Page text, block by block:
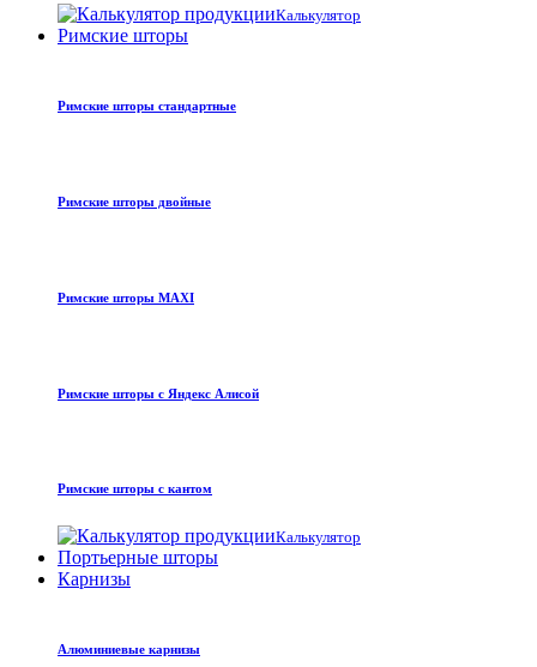
Калькулятор
Римские шторы
Римские шторы стандартные
Римские шторы двойные
Римские шторы MAXI
Римские шторы с Яндекс Алисой
Римские шторы с кантом
Калькулятор
Портьерные шторы
Карнизы
Алюминиевые карнизы